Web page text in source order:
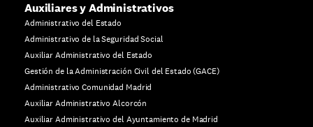
Auxiliares y Administrativos
Administrativo del Estado
Administrativo de la Seguridad Social
Auxiliar Administrativo del Estado
Gestión de la Administración Civil del Estado (GACE)
Administrativo Comunidad Madrid
Auxiliar Administrativo Alcorcón
Auxiliar Administrativo del Ayuntamiento de Madrid